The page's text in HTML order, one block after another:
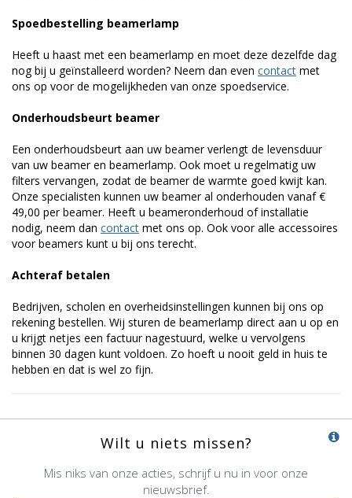
Spoedbestelling beamerlamp
Heeft u haast met een beamerlamp en moet deze dezelfde dag
nog bij u geïnstalleerd worden? Neem dan even contact met
ons op voor de mogelijkheden van onze spoedservice.
Onderhoudsbeurt beamer
Een onderhoudsbeurt aan uw beamer verlengt de levensduur
van uw beamer en beamerlamp. Ook moet u regelmatig uw
filters vervangen, zodat de beamer de warmte goed kwijt kan.
Onze specialisten kunnen uw beamer al onderhouden vanaf €
49,00 per beamer. Heeft u beameronderhoud of installatie
nodig, neem dan contact met ons op. Ook voor alle accessoires
voor beamers kunt u bij ons terecht.
Achteraf betalen
Bedrijven, scholen en overheidsinstellingen kunnen bij ons op
rekening bestellen. Wij sturen de beamerlamp direct aan u op en
u krijgt netjes een factuur nagestuurd, welke u vervolgens
binnen 30 dagen kunt voldoen. Zo hoeft u nooit geld in huis te
hebben en dat is wel zo fijn.
Wilt u niets missen?
Mis niks van onze acties, schrijf u nu in voor onze
nieuwsbrief.